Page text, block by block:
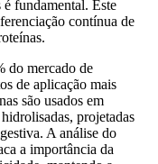
é fundamental. Este
contínua de
do mercado de
de aplicação mais
são usados ​​em
projetadas
A análise do
a importância da